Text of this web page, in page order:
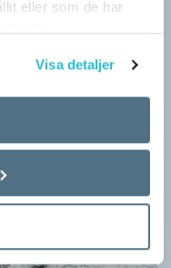
eller som de har
Visa detaljer